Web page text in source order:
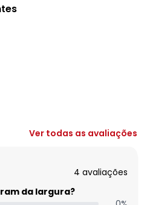
arco e fecha - Solado
Ver todas as avaliações
4 avaliações
da largura?